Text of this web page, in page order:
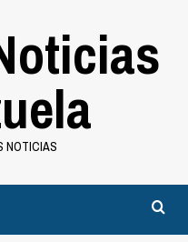
NOTICIAS